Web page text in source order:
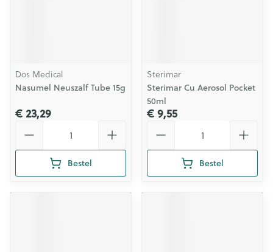
Dos Medical
Nasumel Neuszalf Tube 15g
€ 23,29
Bestel
Sterimar
Sterimar Cu Aerosol Pocket
50ml
€ 9,55
Bestel